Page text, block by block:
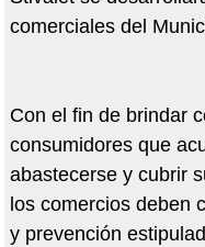
comerciales del
Con el fin de brindar
consumidores que
abastecerse y cubrir
los comercios deben
y prevención